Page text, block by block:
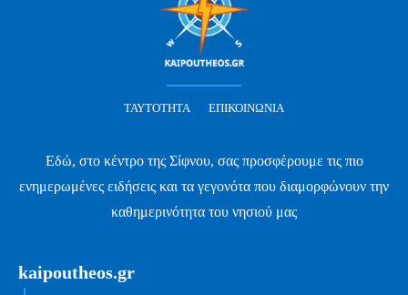
ΤΑΥΤΌΤΗΤΑ ΕΠΙΚΟΙΝΩΝΊΑ
Εδώ, στο κέντρο της Σίφνου, σας προσφέρουμε τις πιο
ενημερωμένες ειδήσεις και τα γεγονότα που διαμορφώνουν την
καθημερινότητα του νησιού μας
kaipoutheos.gr